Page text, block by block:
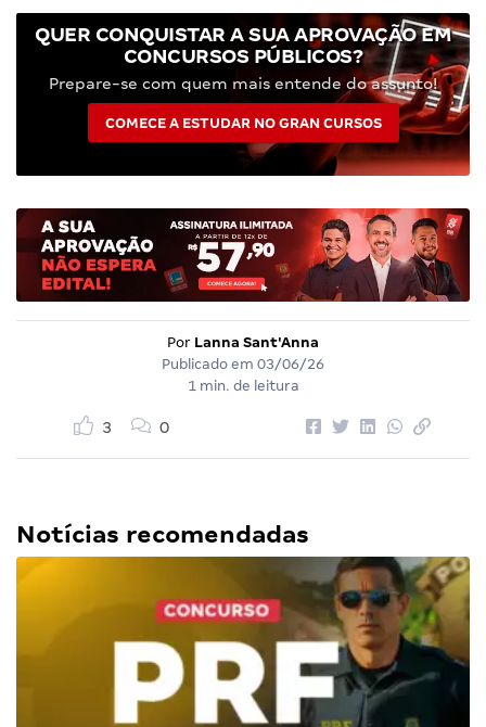
QUER CONQUISTAR A SUA APROVAÇÃO EM
CONCURSOS PÚBLICOS?
Prepare-se com quem mais entende do assunto!
COMECE A ESTUDAR NO GRAN CURSOS
Por Lanna Sant'Anna
Publicado em 03/06/26
1 min. de leitura
3 0
Notícias recomendadas